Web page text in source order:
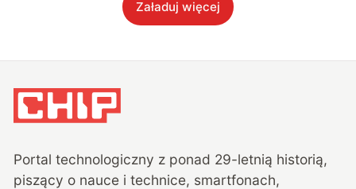
Załaduj więcej
Portal technologiczny z ponad 29-letnią historią,
piszący o nauce i technice, smartfonach,